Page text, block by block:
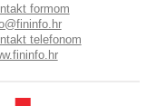
formom
telefonom